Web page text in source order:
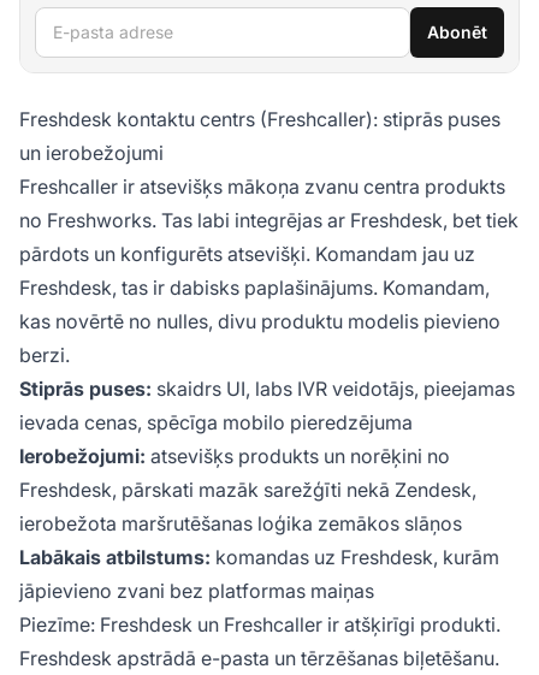
E-pasta adrese Abonēt
Freshdesk kontaktu centrs (Freshcaller): stiprās puses
un ierobežojumi
Freshcaller ir atsevišķs mākoņa zvanu centra produkts
no Freshworks. Tas labi integrējas ar Freshdesk, bet tiek
pārdots un konfigurēts atsevišķi. Komandam jau uz
Freshdesk, tas ir dabisks paplašinājums. Komandam,
kas novērtē no nulles, divu produktu modelis pievieno
berzi.
Stiprās puses: skaidrs UI, labs IVR veidotājs, pieejamas
ievada cenas, spēcīga mobilo pieredzējuma
Ierobežojumi: atsevišķs produkts un norēķini no
Freshdesk, pārskati mazāk sarežģīti nekā Zendesk,
ierobežota maršrutēšanas loģika zemākos slāņos
Labākais atbilstums: komandas uz Freshdesk, kurām
jāpievieno zvani bez platformas maiņas
Piezīme: Freshdesk un Freshcaller ir atšķirīgi produkti.
Freshdesk apstrādā e-pasta un tērzēšanas biļetēšanu.